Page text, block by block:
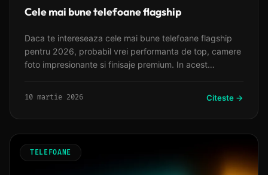
Cele mai bune telefoane flagship
Daca te intereseaza cele mai bune telefoane flagship
pentru 2026, probabil vrei performanta de top, camere
foto impresionante si finisaje premium. In acest
vibrant, sistemului de camere versatil cu zoom optic de
10x si stylus-ului S Pen integrat, la un pret de
10 martie 2026 Citeste →
TELEFOANE